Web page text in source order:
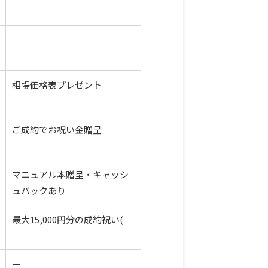
相場価格表プレゼント
ご成約でお祝い金贈呈
マニュアル本贈呈・キャッシ
ュバックあり
最大15,000円分の成約祝い(
ー